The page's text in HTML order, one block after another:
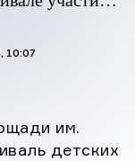
с
10:07
им.
детских